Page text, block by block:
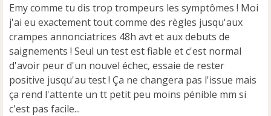
Emy comme tu dis trop trompeurs les symptômes ! Moi
j'ai eu exactement tout comme des règles jusqu'aux
crampes annonciatrices 48h avt et aux debuts de
saignements ! Seul un test est fiable et c'est normal
d'avoir peur d'un nouvel échec, essaie de rester
positive jusqu'au test ! Ça ne changera pas l'issue mais
ça rend l'attente un tt petit peu moins pénible mm si
c'est pas facile...